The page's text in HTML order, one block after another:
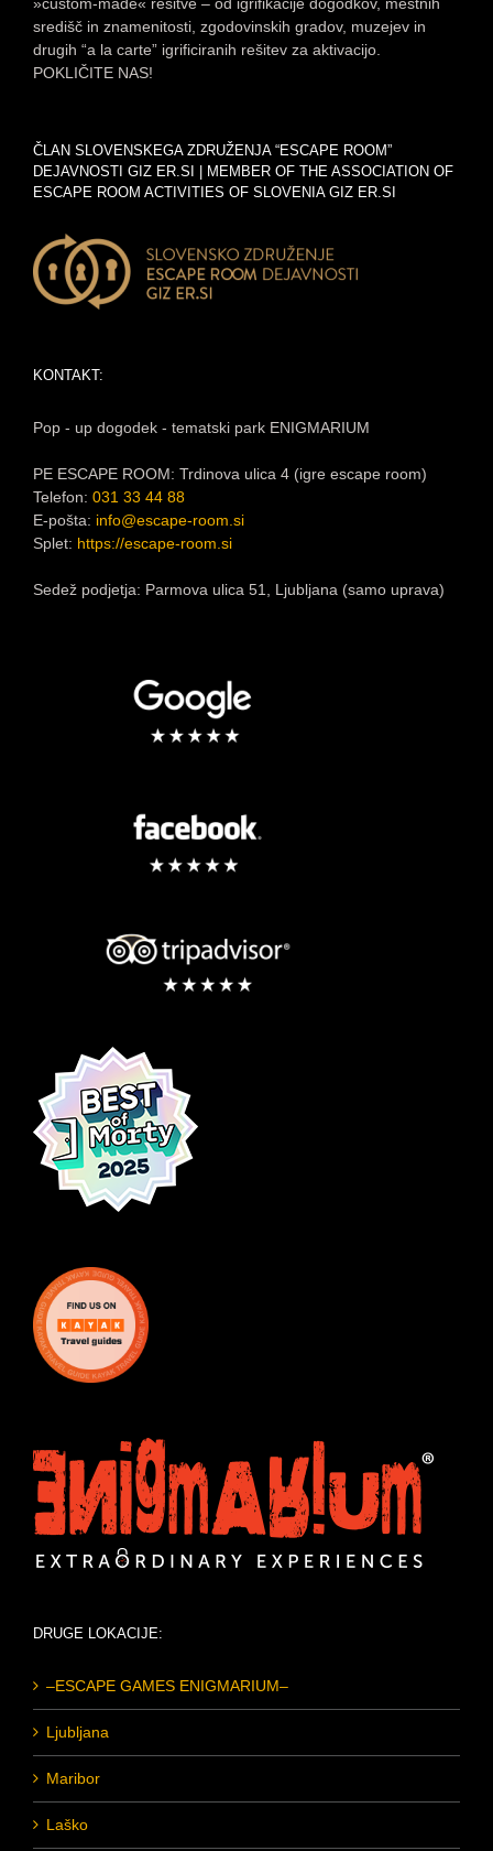
središč in znamenitosti, zgodovinskih gradov, muzejev in
drugih “a la carte” igrificiranih rešitev za aktivacijo.
POKLIČITE NAS!
ČLAN SLOVENSKEGA ZDRUŽENJA “ESCAPE ROOM”
DEJAVNOSTI GIZ ER.SI | MEMBER OF THE ASSOCIATION OF
ESCAPE ROOM ACTIVITIES OF SLOVENIA GIZ ER.SI
KONTAKT:
Pop - up dogodek - tematski park ENIGMARIUM
PE ESCAPE ROOM: Trdinova ulica 4 (igre escape room)
Telefon: 031 33 44 88
E-pošta: info@escape-room.si
Splet: https://escape-room.si
Sedež podjetja: Parmova ulica 51, Ljubljana (samo uprava)
DRUGE LOKACIJE:
–ESCAPE GAMES ENIGMARIUM–
Ljubljana
Maribor
Laško